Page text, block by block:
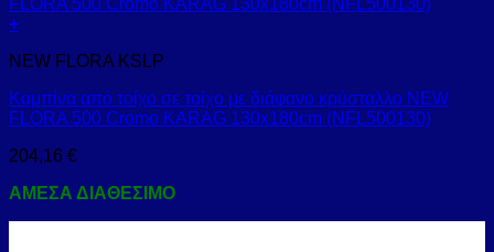
+
NEW FLORA KSLP
Καμπίνα από τοίχο σε τοίχο με διάφανο κρύσταλλο NEW
FLORA 500 Cromo KARAG 130x180cm (NFL500130)
204,16 €
ΑΜΕΣΑ ΔΙΑΘΕΣΙΜΟ